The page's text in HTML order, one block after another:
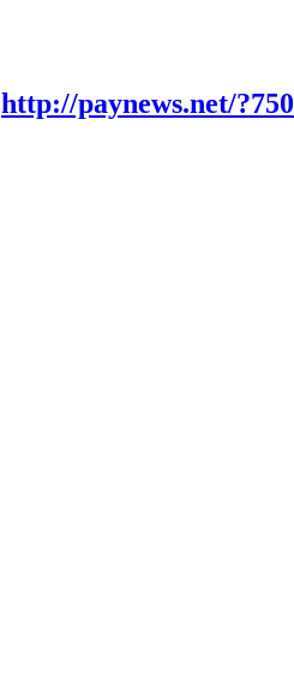
http://paynews.net/